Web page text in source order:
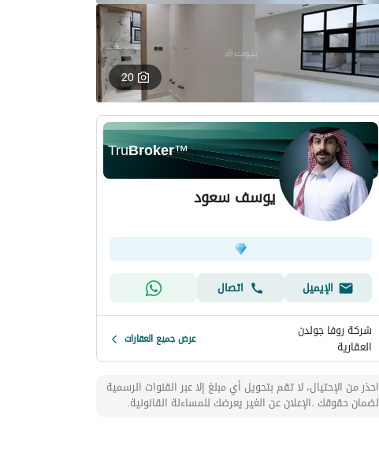
20
TruBroker™
يوسف سعود
الإيميل
اتصال
شركة روفا جولدن
العقارية عرض جميع العقارات
احذر من الإحتيال، لا تقم بتحويل أي مبلغ إلا عبر القنوات الرسمية
لضمان حقوقك .الإعلان عن الغير يعرضك للمساءلة القانونية.